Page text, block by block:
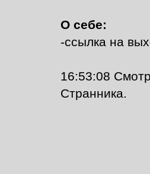
О себе:
-ссылка на
16:53:08
Cтранника.